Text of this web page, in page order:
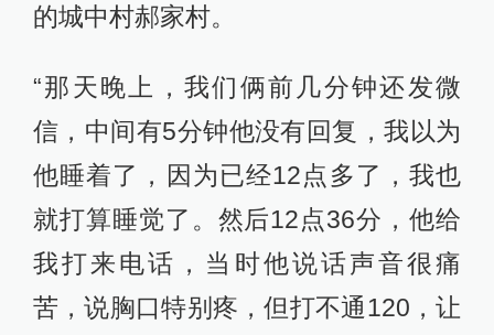
的城中村郝家村。
“那天晚上，我们俩前几分钟还发微
信，中间有5分钟他没有回复，我以为
他睡着了，因为已经12点多了，我也
就打算睡觉了。然后12点36分，他给
我打来电话，当时他说话声音很痛
苦，说胸口特别疼，但打不通120，让